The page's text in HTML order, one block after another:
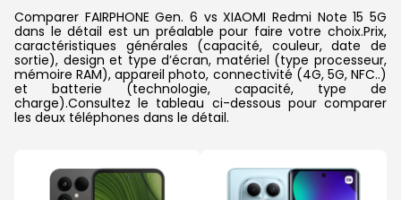
Comparer FAIRPHONE Gen. 6 vs XIAOMI Redmi Note 15 5G
dans le détail est un préalable pour faire votre choix.Prix,
caractéristiques générales (capacité, couleur, date de
sortie), design et type d’écran, matériel (type processeur,
mémoire RAM), appareil photo, connectivité (4G, 5G, NFC..)
et batterie (technologie, capacité, type de
charge).Consultez le tableau ci-dessous pour comparer
les deux téléphones dans le détail.